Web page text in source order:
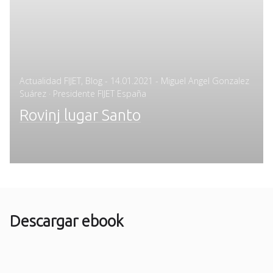
Actualidad FIJET Blog - Posted
on
14.01.2021 - Miguel Angel Gonzalez
Suárez · Presidente FIJET España
Rovinj lugar Santo
Descargar ebook